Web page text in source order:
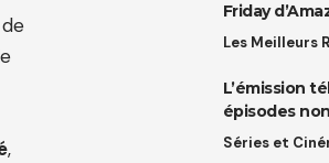
,
Friday
Les Meilleurs
L’émission
épisodes
Séries et